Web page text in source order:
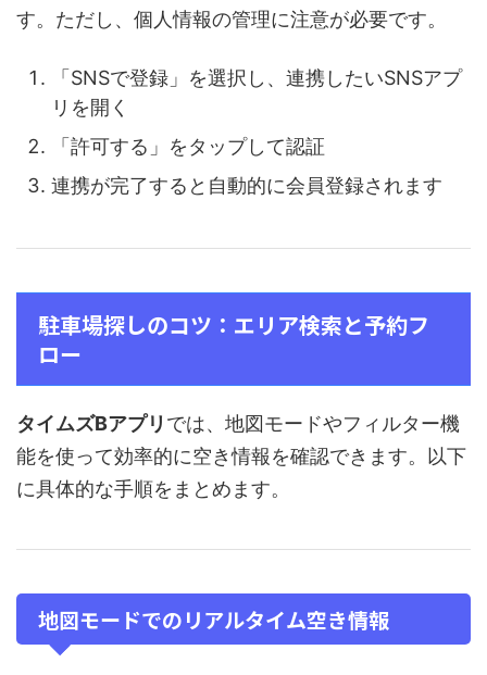
す。ただし、個人情報の管理に注意が必要です。
「SNSで登録」を選択し、連携したいSNSアプ
リを開く
「許可する」をタップして認証
連携が完了すると自動的に会員登録されます
駐車場探しのコツ：エリア検索と予約フ
ロー
タイムズBアプリ では、地図モードやフィルター機
能を使って効率的に空き情報を確認できます。以下
に具体的な手順をまとめます。
地図モードでのリアルタイム空き情報